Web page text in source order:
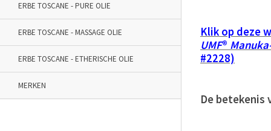
ERBE TOSCANE - PURE OLIE
ERBE TOSCANE - MASSAGE OLIE
ERBE TOSCANE - ETHERISCHE OLIE
MERKEN
Klik op deze
UMF®
#2228)
De betekenis